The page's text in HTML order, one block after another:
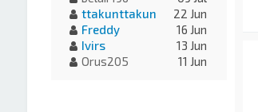
ttakunttakun
22 Jun
Freddy
16 Jun
Ivirs
13 Jun
Orus205
11 Jun